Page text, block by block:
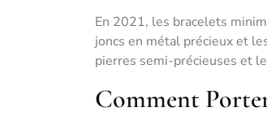
En 2021, les bracelets
joncs en métal précieux et
pierres semi-précieuses et
Comment